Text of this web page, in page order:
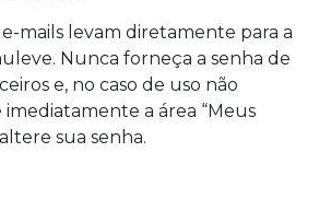
e-mails levam diretamente para a
Nunca forneça a senha de
e, no caso de uso não
imediatamente a área “Meus
sua senha.